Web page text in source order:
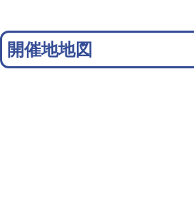
開催地地図